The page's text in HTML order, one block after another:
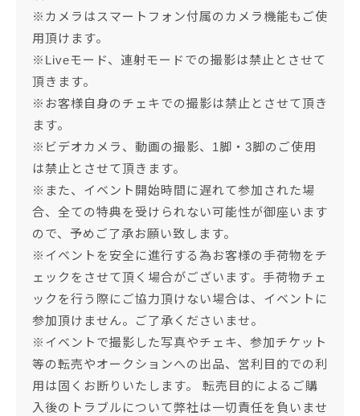
※カメラはスマートフォン付属のカメラ機能もご使
用頂けます。
※Liveモード、連射モードでの撮影は禁止とさせて
頂きます。
※お客様自身のチェキでの撮影は禁止とさせて頂き
ます。
※ビデオカメラ、動画の撮影、1脚・3脚のご使用
は禁止とさせて頂きます。
※また、イベント開始時間に遅れて参加された場
合、全ての特典を受けられない可能性が御座います
ので、予めご了承お願い致します。
※イベントを安全に進行する為お客様の手荷物をチ
ェックをさせて頂く場合がございます。手荷物チェ
ックを行う際にご協力頂けない場合は、イベントに
参加頂けません。ご了承くださいませ。
※イベントで撮影した写真やチェキ、参加チケット
等の転売やオークションへの出品、営利目的での利
用は固くお断りいたします。 転売目的によるご購
入後のトラブルについて弊社は一切責任を負いませ